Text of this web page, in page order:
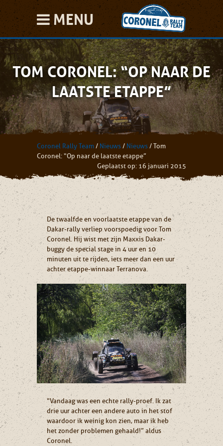
MENU
TOM CORONEL: “OP NAAR DE
LAATSTE ETAPPE”
Coronel Rally Team / Nieuws / Nieuws /Tom
Coronel: “Op naar de laatste etappe”
Geplaatst op: 16 januari 2015
De twaalfde en voorlaatste etappe van de
Dakar-rally verliep voorspoedig voor Tom
Coronel. Hij wist met zijn Maxxis Dakar-
buggy de special stage in 4 uur en 10
minuten uit te rijden, iets meer dan een uur
achter etappe-winnaar Terranova.
“Vandaag was een echte rally-proef. Ik zat
drie uur achter een andere auto in het stof
waardoor ik weinig kon zien, maar ik heb
het zonder problemen gehaald!” aldus
Coronel.